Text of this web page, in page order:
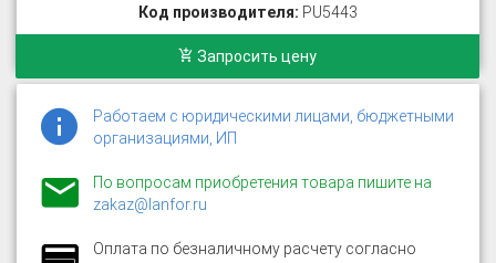
Код производителя: PU5443
Запросить цену
Работаем с юридическими лицами, бюджетными
организациями, ИП
По вопросам приобретения товара пишите на
zakaz@lanfor.ru
Оплата по безналичному расчету согласно